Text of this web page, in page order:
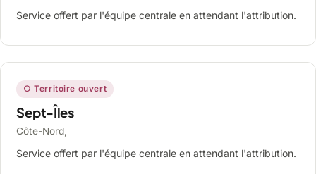
Service offert par l'équipe centrale en attendant l'attribution.
○ Territoire ouvert
Sept-Îles
Côte-Nord,
Service offert par l'équipe centrale en attendant l'attribution.